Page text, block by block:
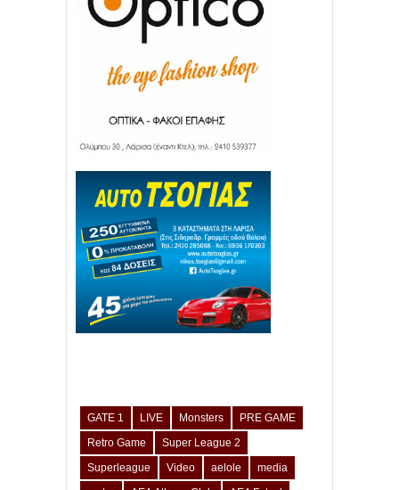
GATE 1 LIVE Monsters
PRE GAME
Retro Game
Super League 2
Superleague
Video aelole
media